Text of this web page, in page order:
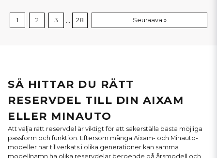
1 2 3 ... 28 Seuraava »
SÅ HITTAR DU RÄTT
RESERVDEL TILL DIN AIXAM
ELLER MINAUTO
Att välja rätt reservdel är viktigt för att säkerställa bästa möjliga
passform och funktion. Eftersom många Aixam- och Minauto-
modeller har tillverkats i olika generationer kan samma
modellnamn ha olika reservdelar beroende på årsmodell och